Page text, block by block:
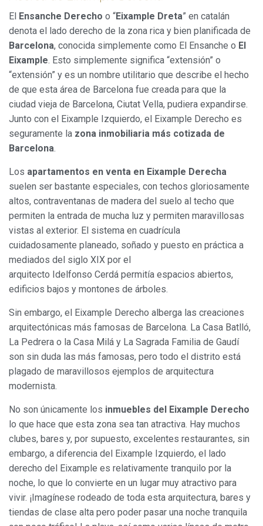
El Ensanche Derecho o “Eixample Dreta” en catalán
denota el lado derecho de la zona rica y bien planificada de
Barcelona, conocida simplemente como El Ensanche o El
Eixample. Esto simplemente significa “extensión” o
“extensión” y es un nombre utilitario que describe el hecho
de que esta área de Barcelona fue creada para que la
ciudad vieja de Barcelona, Ciutat Vella, pudiera expandirse.
Junto con el Eixample Izquierdo, el Eixample Derecho es
seguramente la zona inmobiliaria más cotizada de
Barcelona.
Los apartamentos en venta en Eixample Derecha
suelen ser bastante especiales, con techos gloriosamente
altos, contraventanas de madera del suelo al techo que
permiten la entrada de mucha luz y permiten maravillosas
vistas al exterior. El sistema en cuadrícula
cuidadosamente planeado, soñado y puesto en práctica a
mediados del siglo XIX por el
arquitecto Idelfonso Cerdá permitía espacios abiertos,
edificios bajos y montones de árboles.
Sin embargo, el Eixample Derecho alberga las creaciones
arquitectónicas más famosas de Barcelona. La Casa Batlló,
La Pedrera o la Casa Milá y La Sagrada Familia de Gaudí
son sin duda las más famosas, pero todo el distrito está
plagado de maravillosos ejemplos de arquitectura
modernista.
No son únicamente los inmuebles del Eixample Derecho
lo que hace que esta zona sea tan atractiva. Hay muchos
clubes, bares y, por supuesto, excelentes restaurantes, sin
embargo, a diferencia del Eixample Izquierdo, el lado
derecho del Eixample es relativamente tranquilo por la
noche, lo que lo convierte en un lugar muy atractivo para
vivir. ¡Imagínese rodeado de toda esta arquitectura, bares y
tiendas de clase alta pero poder pasar una noche tranquila